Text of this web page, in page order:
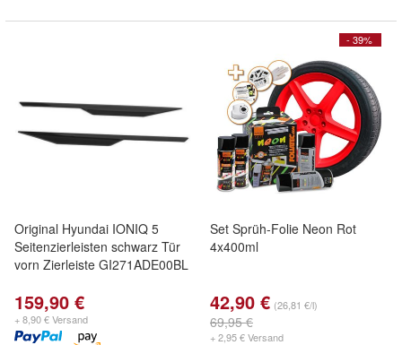
Original Hyundai IONIQ 5
Seitenzierleisten schwarz Tür
vorn Zierleiste GI271ADE00BL
159,90 €
+ 8,90 € Versand
- 39%
Set Sprüh-Folie Neon Rot
4x400ml
42,90 € (26,81 €/l)
69,95 €
+ 2,95 € Versand